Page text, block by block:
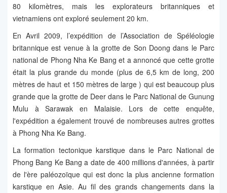
80 kilomètres, mais les explorateurs britanniques et
vietnamiens ont exploré seulement 20 km.
En Avril 2009, l’expédition de l’Association de Spéléologie
britannique est venue à la grotte de Son Doong dans le Parc
national de Phong Nha Ke Bang et a annoncé que cette grotte
était la plus grande du monde (plus de 6,5 km de long, 200
mètres de haut et 150 mètres de large ) qui est beaucoup plus
grande que la grotte de Deer dans le Parc National de Gunung
Mulu à Sarawak en Malaisie. Lors de cette enquête,
l'expédition a également trouvé de nombreuses autres grottes
à Phong Nha Ke Bang.
La formation tectonique karstique dans le Parc National de
Phong Bang Ke Bang a date de 400 millions d'années, à partir
de l'ère paléozoïque qui est donc la plus ancienne formation
karstique en Asie. Au fil des grands changements dans la